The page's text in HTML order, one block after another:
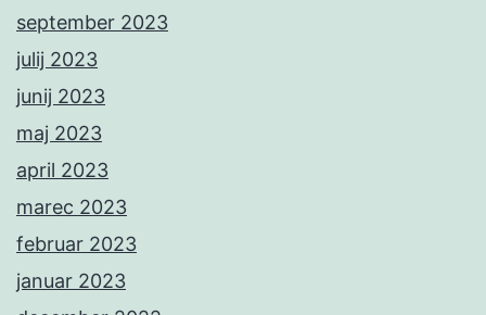
september 2023
julij 2023
junij 2023
maj 2023
april 2023
marec 2023
februar 2023
januar 2023